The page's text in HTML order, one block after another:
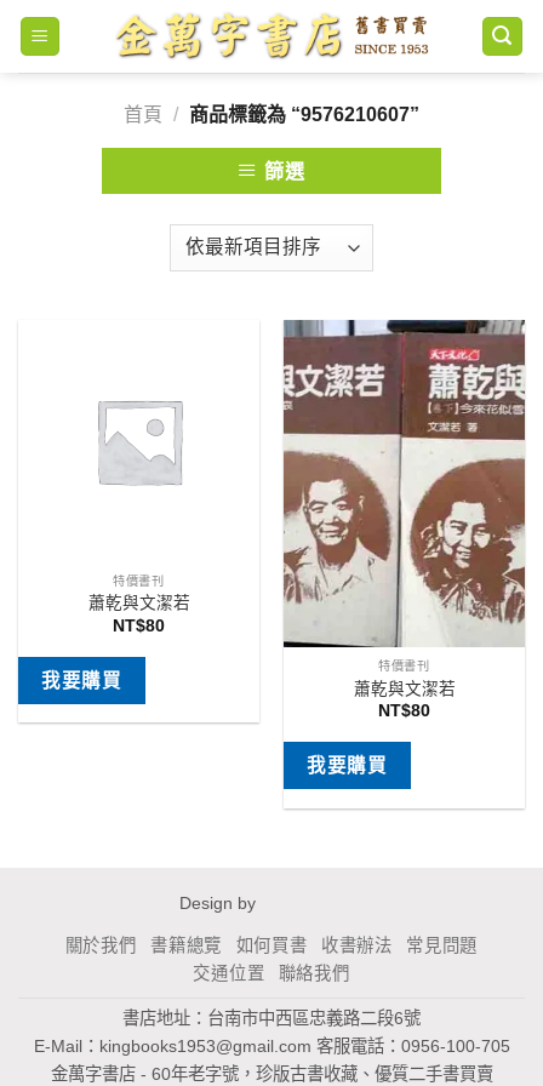
Skip
content
首頁
/ 商品標籤為 “9576210607”
篩選
特價書刊
蕭乾與文潔若
NT$80
我要購買
特價書刊
蕭乾與文潔若
NT$80
我要購買
Design by
關於我們 書籍總覽 如何買書 收書辦法
常見問題
交通位置
聯絡我們
書店地址：台南市中西區忠義路二段6號
E-Mail： kingbooks1953@gmail.com 客服電話：0956-100-705
金萬字書店 - 60年老字號，珍版古書收藏、優質二手書買賣